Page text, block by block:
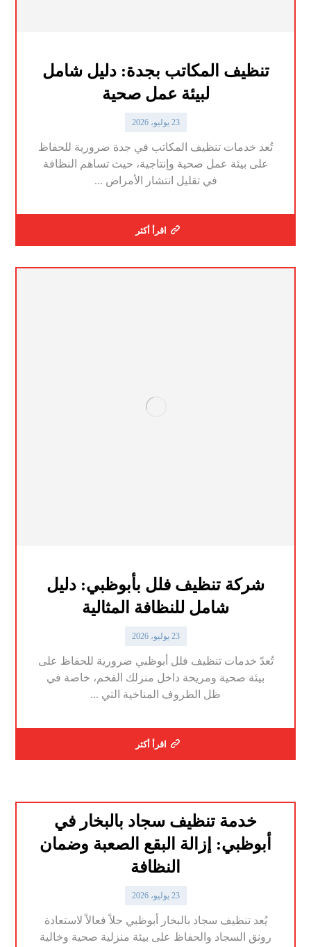
تنظيف المكاتب بجدة: دليل شامل
لبيئة عمل صحية
23 يوليو، 2026
تُعد خدمات تنظيف المكاتب في جدة ضرورية للحفاظ
على بيئة عمل صحية وإنتاجية، حيث تساهم النظافة
في تقليل انتشار الأمراض ...
اقرأ أكثر
شركة تنظيف فلل بأبوظبي: دليل
شامل للنظافة المثالية
23 يوليو، 2026
تُعدّ خدمات تنظيف فلل أبوظبي ضرورية للحفاظ على
بيئة صحية ومريحة داخل منزلك الفخم، خاصة في
ظل الظروف المناخية التي ...
اقرأ أكثر
خدمة تنظيف سجاد بالبخار في
أبوظبي: إزالة البقع الصعبة وضمان
النظافة
23 يوليو، 2026
يُعد تنظيف سجاد بالبخار أبوظبي حلاً فعالاً لاستعادة
رونق السجاد والحفاظ على بيئة منزلية صحية وخالية